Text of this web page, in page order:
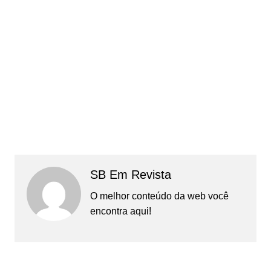
SB Em Revista
O melhor conteúdo da web você
encontra aqui!